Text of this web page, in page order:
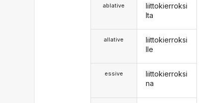
ablative
allative
essive
liittokierroksi
lta
liittokierroksi
lle
liittokierroksi
na